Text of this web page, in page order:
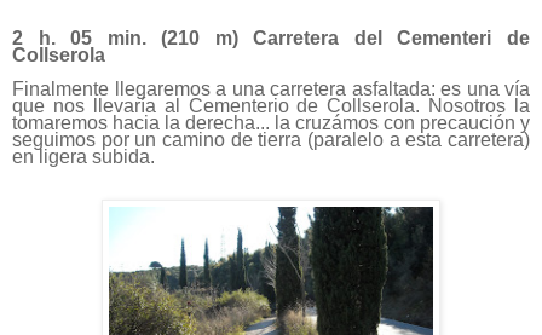
2 h. 05 min. (210 m) Carretera del Cementeri de
Collserola
Finalmente llegaremos a una carretera asfaltada: es una vía
que nos llevaría al Cementerio de Collserola. Nosotros la
tomaremos hacia la derecha... la cruzámos con precaución y
seguimos por un camino de tierra (paralelo a esta carretera)
en ligera subida.